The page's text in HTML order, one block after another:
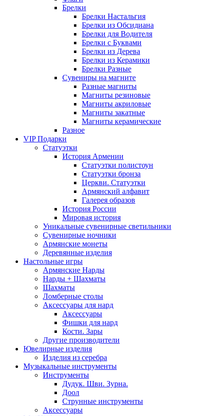
Брелки
Брелки Настальгия
Брелки из Обсидиана
Брелки для Водителя
Брелки с Буквами
Брелки из Дерева
Брелки из Керамики
Брелки Разные
Сувениры на магните
Разные магниты
Магниты резиновые
Магниты акриловые
Магниты закатные
Магниты керамические
Разное
VIP Подарки
Статуэтки
История Армении
Статуэтки полистоун
Статуэтки бронза
Церкви. Статуэтки
Армянский алфавит
Галерея образов
История России
Мировая история
Уникальные сувенирные светильники
Сувенирные ночники
Армянские монеты
Деревянные изделия
Настольные игры
Армянские Нарды
Нарды + Шахматы
Шахматы
Ломберные столы
Аксессуары для нард
Аксессуары
Фишки для нард
Кости. Зары
Другие производители
Ювелирные изделия
Изделия из серебра
Музыкальные инструменты
Инструменты
Дудук. Шви. Зурна.
Доол
Струнные инструменты
Аксессуары